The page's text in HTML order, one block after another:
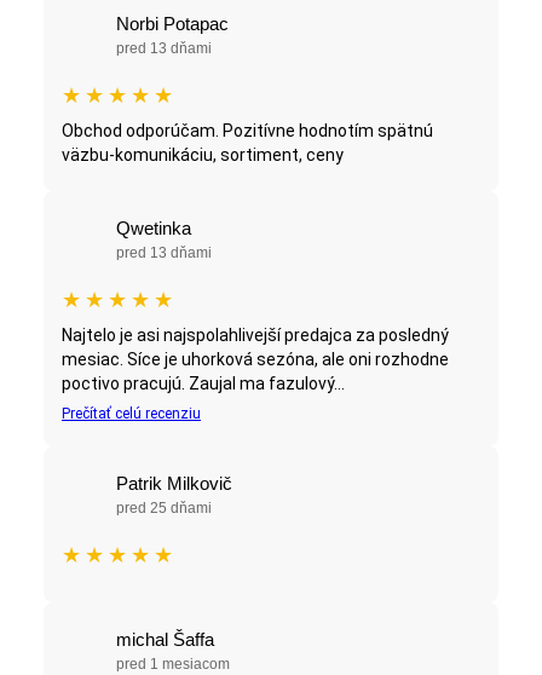
Norbi Potapac
pred 13 dňami
★ ★ ★ ★ ★
Obchod odporúčam. Pozitívne hodnotím spätnú
väzbu-komunikáciu, sortiment, ceny
Qwetinka
pred 13 dňami
★ ★ ★ ★ ★
Najtelo je asi najspolahlivejší predajca za posledný
mesiac. Síce je uhorková sezóna, ale oni rozhodne
poctivo pracujú. Zaujal ma fazulový...
Prečítať celú recenziu
Patrik Milkovič
pred 25 dňami
★ ★ ★ ★ ★
michal Šaffa
pred 1 mesiacom